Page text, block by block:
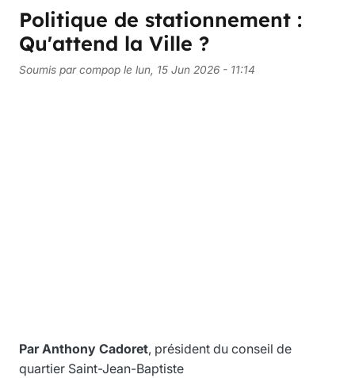
Politique de stationnement :
Qu'attend la Ville ?
Soumis parcompop le lun, 15 Jun 2026 - 11:14
Par Anthony Cadoret, président du conseil de
quartier Saint-Jean-Baptiste